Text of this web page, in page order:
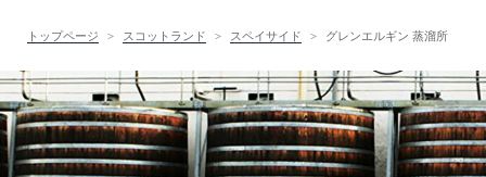
トップページ スコットランド スペイサイド グレンエルギン 蒸溜所